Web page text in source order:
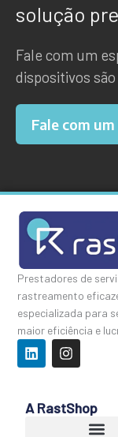
solução
Fale com um
dispositivos
Fale com
Prestadores de
rastreamento
especializada para
maior eficiência e
L
i
e
d
I
n
a
g
A RastShop